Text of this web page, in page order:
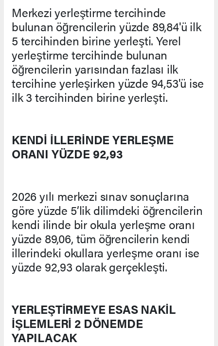
Merkezi yerleştirme tercihinde
bulunan öğrencilerin yüzde 89,84'ü ilk
5 tercihinden birine yerleşti. Yerel
yerleştirme tercihinde bulunan
öğrencilerin yarısından fazlası ilk
tercihine yerleşirken yüzde 94,53'ü ise
ilk 3 tercihinden birine yerleşti.
KENDİ İLLERİNDE YERLEŞME
ORANI YÜZDE 92,93
2026 yılı merkezi sınav sonuçlarına
göre yüzde 5’lik dilimdeki öğrencilerin
kendi ilinde bir okula yerleşme oranı
yüzde 89,06, tüm öğrencilerin kendi
illerindeki okullara yerleşme oranı ise
yüzde 92,93 olarak gerçekleşti.
YERLEŞTİRMEYE ESAS NAKİL
İŞLEMLERİ 2 DÖNEMDE
YAPILACAK